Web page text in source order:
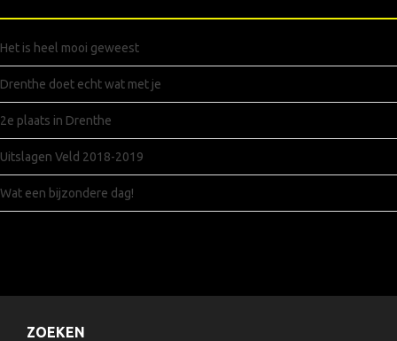
Het is heel mooi geweest
Drenthe doet echt wat met je
2e plaats in Drenthe
Uitslagen Veld 2018-2019
Wat een bijzondere dag!
ZOEKEN